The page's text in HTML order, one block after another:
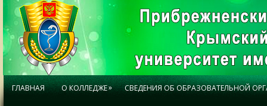
ГЛАВНАЯ О КОЛЛЕДЖЕ» СВЕДЕНИЯ ОБ ОБРАЗОВАТЕЛЬНОЙ